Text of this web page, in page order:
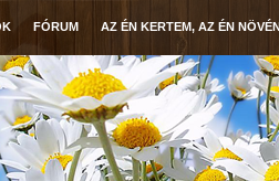
FÓRUM AZ ÉN KERTEM, AZ ÉN